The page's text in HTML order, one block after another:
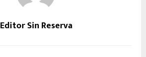
Editor Sin Reserva